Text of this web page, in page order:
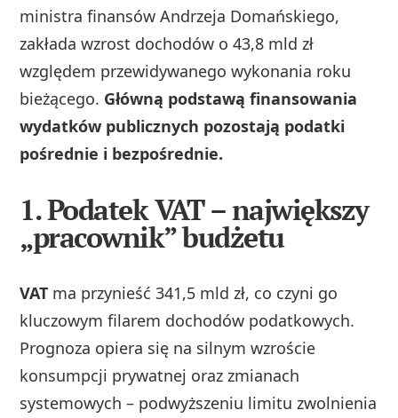
ministra finansów Andrzeja Domańskiego,
zakłada wzrost dochodów o 43,8 mld zł
względem przewidywanego wykonania roku
bieżącego. Główną podstawą finansowania
wydatków publicznych pozostają podatki
pośrednie i bezpośrednie.
1. Podatek VAT – największy
„pracownik” budżetu
VAT ma przynieść 341,5 mld zł, co czyni go
kluczowym filarem dochodów podatkowych.
Prognoza opiera się na silnym wzroście
konsumpcji prywatnej oraz zmianach
systemowych – podwyższeniu limitu zwolnienia